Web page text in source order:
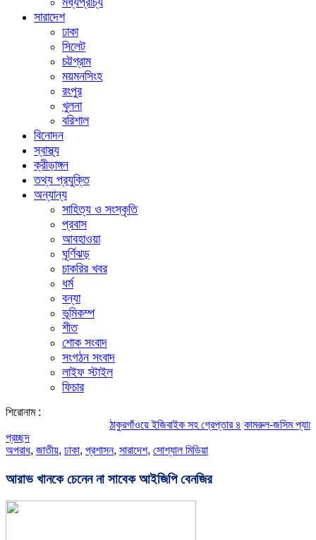
সারাদেশ
ঢাকা
সিলেট
চট্টগ্রাম
ময়মনসিংহ
রংপুর
খুলনা
বরিশাল
বিনোদন
স্বাস্থ্য
ক্রীড়াঙ্গন
তথ্য প্রযুক্তি
অন্যান্য
সাহিত্য ও সংস্কৃতি
প্রবাস
আবহাওয়া
ঘূর্ণিঝড়
চাকরির খবর
ধর্ম
বন্যা
ভূমিকম্প
শীত
শোক সংবাদ
সংগঠন সংবাদ
লাইফ স্টাইল
ফিচার
শিরোনাম :
ঠাকুরগাঁওয়ে ইজিবাইক সহ গ্রেপ্তার ৪ কামরুল-জসিম প্যানেলের
প্রচ্ছদ
অপরাধ, জাতীয়, ঢাকা, প্রশাসন, সারাদেশ, সোশ্যাল মিডিয়া
আরাভ খানকে চেনেন না সাবেক আইজিপি বেনজির